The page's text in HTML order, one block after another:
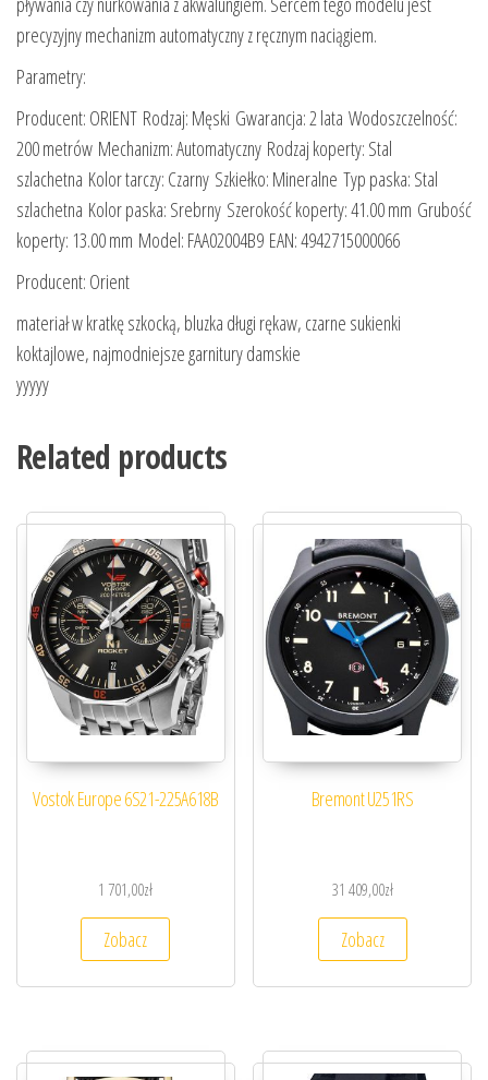
precyzyjny mechanizm automatyczny z ręcznym naciągiem.
Parametry:
Producent: ORIENT Rodzaj: Męski Gwarancja: 2 lata Wodoszczelność:
200 metrów Mechanizm: Automatyczny Rodzaj koperty: Stal
szlachetna Kolor tarczy: Czarny Szkiełko: Mineralne Typ paska: Stal
szlachetna Kolor paska: Srebrny Szerokość koperty: 41.00 mm Grubość
koperty: 13.00 mm Model: FAA02004B9 EAN: 4942715000066
Producent: Orient
materiał w kratkę szkocką, bluzka długi rękaw, czarne sukienki
koktajlowe, najmodniejsze garnitury damskie
yyyyy
Related products
Vostok Europe 6S21-225A618B
1 701,00zł
Zobacz
Bremont U251RS
31 409,00zł
Zobacz